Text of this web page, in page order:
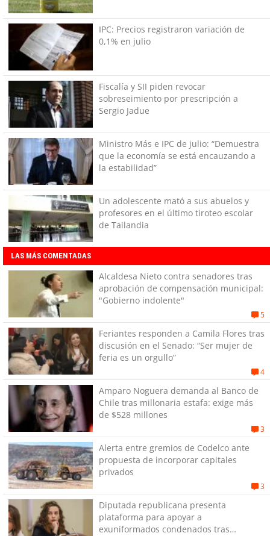
IPC: Precios registraron variación de
0,1% en julio
Fiscalía y SII piden revocar
sobreseimiento por prescripción a
Sergio Jadue
Ministro Más e IPC de julio: “Demuestra
que la economía se está encauzando a
la estabilidad”
Un adolescente mató a sus abuelos y
profesores en el último tiroteo escolar
de Tailandia
LAS MÁS COMENTADAS
Alcaldesa Nieto contra senadores tras
aprobación de compensación municipal:
"Gobierno indolente"
5
Feriantes responden a Camila Flores tras
discusión en el Senado: “Ser mujer de
feria es un orgullo”
4
Amparo Noguera demanda al Banco de
Chile tras millonaria estafa: exige más
de $528 millones
3
Alerta entre gremios de Codelco ante
propuesta de incorporar capitales
privados
3
Diputada republicana presenta
plataforma para apoyar a
exuniformados condenados tras